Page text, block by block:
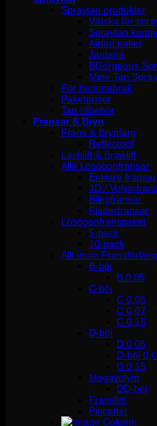
Spraytan produkter
Vätska för
Spraytan
Airtan paket
Jantana
BGorgeous
Mine Tan
För hemmabruk
Paketpriser
Tan tillbehör
Fransar & Bryn
Frans & Brynfärg
Reflectocil
Lashlift & Browlift
Alla Lösögonfransar
Enklare fransar
3D /
Blingfransar
Fjäderfransar
Lösögonfranspaket
5-pack
10-pack
Allt inom
B-böj
B 0.05
C-böj
C 0,05
C 0,07
C 0,15
D-böj
D 0,05
D-böj
D 0,15
Megavolym
DD-böj
Franslim
Pincetter